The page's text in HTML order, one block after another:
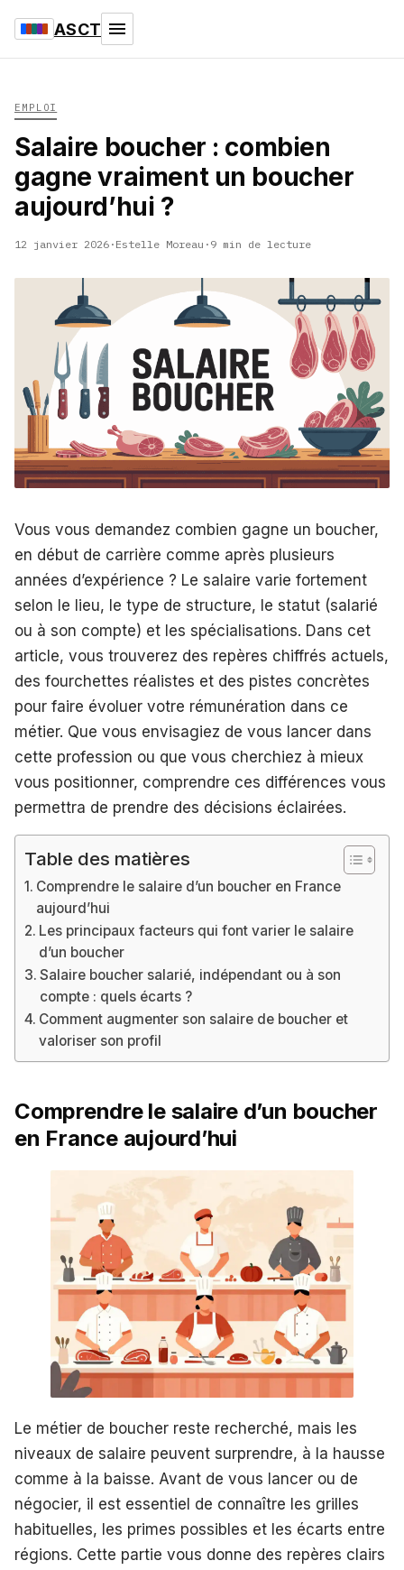
ASCT
EMPLOI
Salaire boucher : combien
gagne vraiment un boucher
aujourd’hui ?
12 janvier 2026 · Estelle Moreau · 9 min de lecture
Vous vous demandez combien gagne un boucher,
en début de carrière comme après plusieurs
années d’expérience ? Le salaire varie fortement
selon le lieu, le type de structure, le statut (salarié
ou à son compte) et les spécialisations. Dans cet
article, vous trouverez des repères chiffrés actuels,
des fourchettes réalistes et des pistes concrètes
pour faire évoluer votre rémunération dans ce
métier. Que vous envisagiez de vous lancer dans
cette profession ou que vous cherchiez à mieux
vous positionner, comprendre ces différences vous
permettra de prendre des décisions éclairées.
Table des matières
Comprendre le salaire d’un boucher en France
aujourd’hui
Les principaux facteurs qui font varier le salaire
d’un boucher
Salaire boucher salarié, indépendant ou à son
compte : quels écarts ?
Comment augmenter son salaire de boucher et
valoriser son profil
Comprendre le salaire d’un boucher
en France aujourd’hui
Le métier de boucher reste recherché, mais les
niveaux de salaire peuvent surprendre, à la hausse
comme à la baisse. Avant de vous lancer ou de
négocier, il est essentiel de connaître les grilles
habituelles, les primes possibles et les écarts entre
régions. Cette partie vous donne des repères clairs